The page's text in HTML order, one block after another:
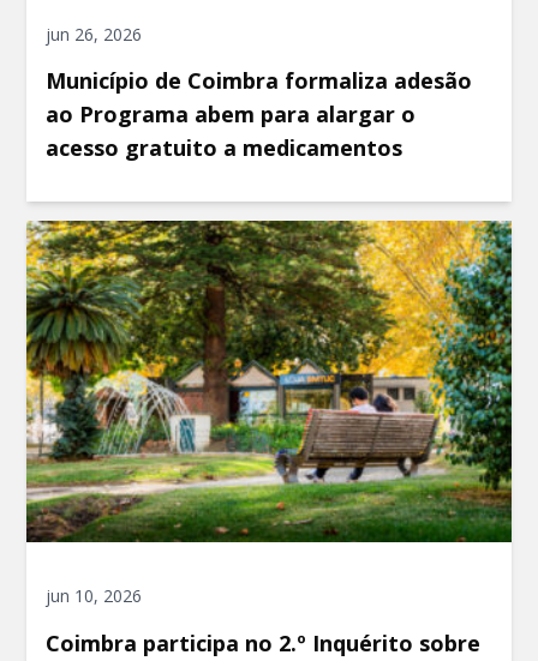
jun 26, 2026
Município de Coimbra formaliza adesão
ao Programa abem para alargar o
acesso gratuito a medicamentos
jun 10, 2026
Coimbra participa no 2.º Inquérito sobre